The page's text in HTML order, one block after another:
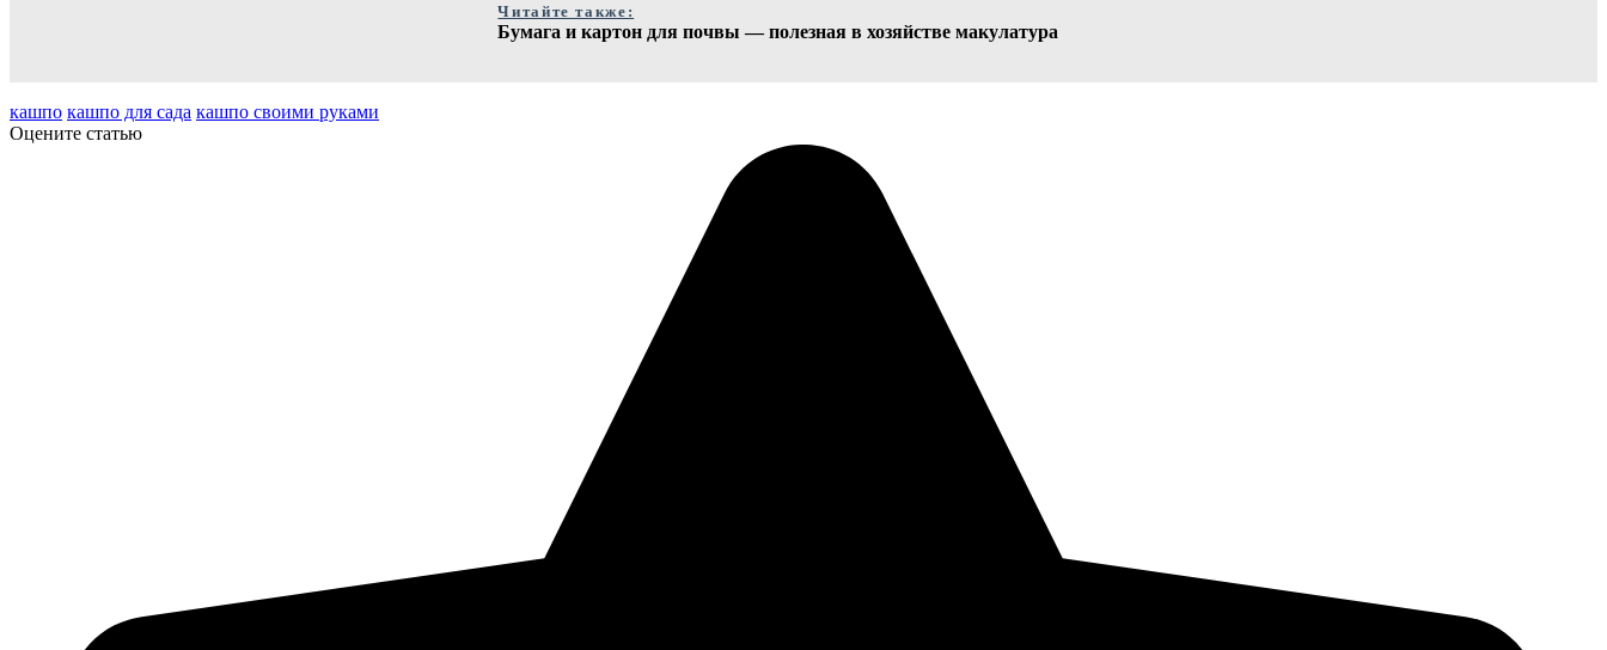
Читайте также:
Бумага и картон для почвы — полезная в хозяйстве макулатура
кашпо кашпо для сада кашпо своими руками
Оцените статью